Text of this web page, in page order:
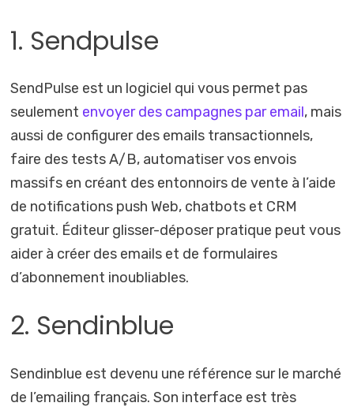
1. Sendpulse
SendPulse est un logiciel qui vous permet pas
seulement envoyer des campagnes par email, mais
aussi de configurer des emails transactionnels,
faire des tests A/B, automatiser vos envois
massifs en créant des entonnoirs de vente à l’aide
de notifications push Web, chatbots et CRM
gratuit. Éditeur glisser-déposer pratique peut vous
aider à créer des emails et de formulaires
d’abonnement inoubliables.
2. Sendinblue
Sendinblue est devenu une référence sur le marché
de l’emailing français. Son interface est très